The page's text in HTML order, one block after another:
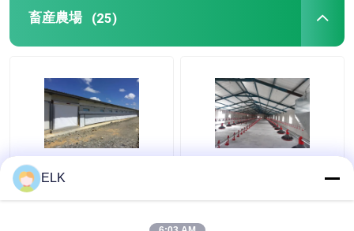
畜産農場 (25)
ISO 家畜農場 プリファ
ブリック 鉄鋼構造 家禽
H セクション 鉄鋼 商用
ELK